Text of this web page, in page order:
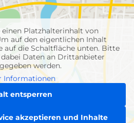
einen Platzhalterinhalt von
auf den eigentlichen Inhalt
auf die Schaltfläche unten. Bitte
dabei Daten an Drittanbieter
werden.
Informationen
entsperren
akzeptieren und Inhalte